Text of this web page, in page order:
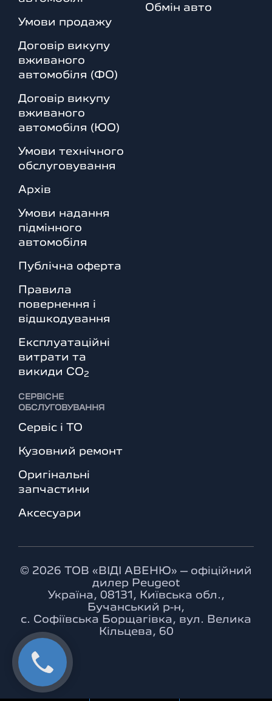
Умови продажу
Договір викупу
вживаного
автомобіля (ФО)
Договір викупу
вживаного
автомобіля (ЮО)
Умови технічного
обслуговування
Архів
Умови надання
підмінного
автомобіля
Публічна оферта
Правила
повернення і
відшкодування
Експлуатаційні
витрати та
викиди СО2
Обмін авто
СЕРВІСНЕ
ОБСЛУГОВУВАННЯ
Сервіс і ТО
Кузовний ремонт
Оригінальні
запчастини
Аксесуари
© 2026 ТОВ «ВІДІ АВЕНЮ» – офіційний
дилер Peugeot
Україна, 08131, Київська обл.,
Бучанський р-н,
с. Софіївська Борщагівка, вул. Велика
Кільцева, 60